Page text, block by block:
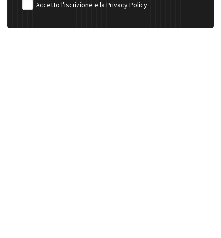
Accetto l'iscrizione e la Privacy Policy